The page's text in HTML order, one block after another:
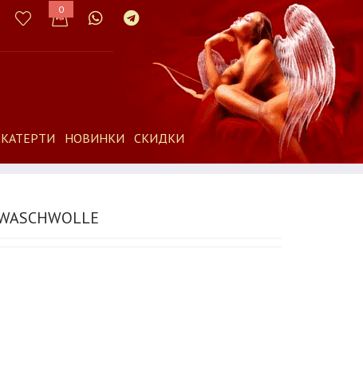
0
НОВИНКИ СКИДКИ